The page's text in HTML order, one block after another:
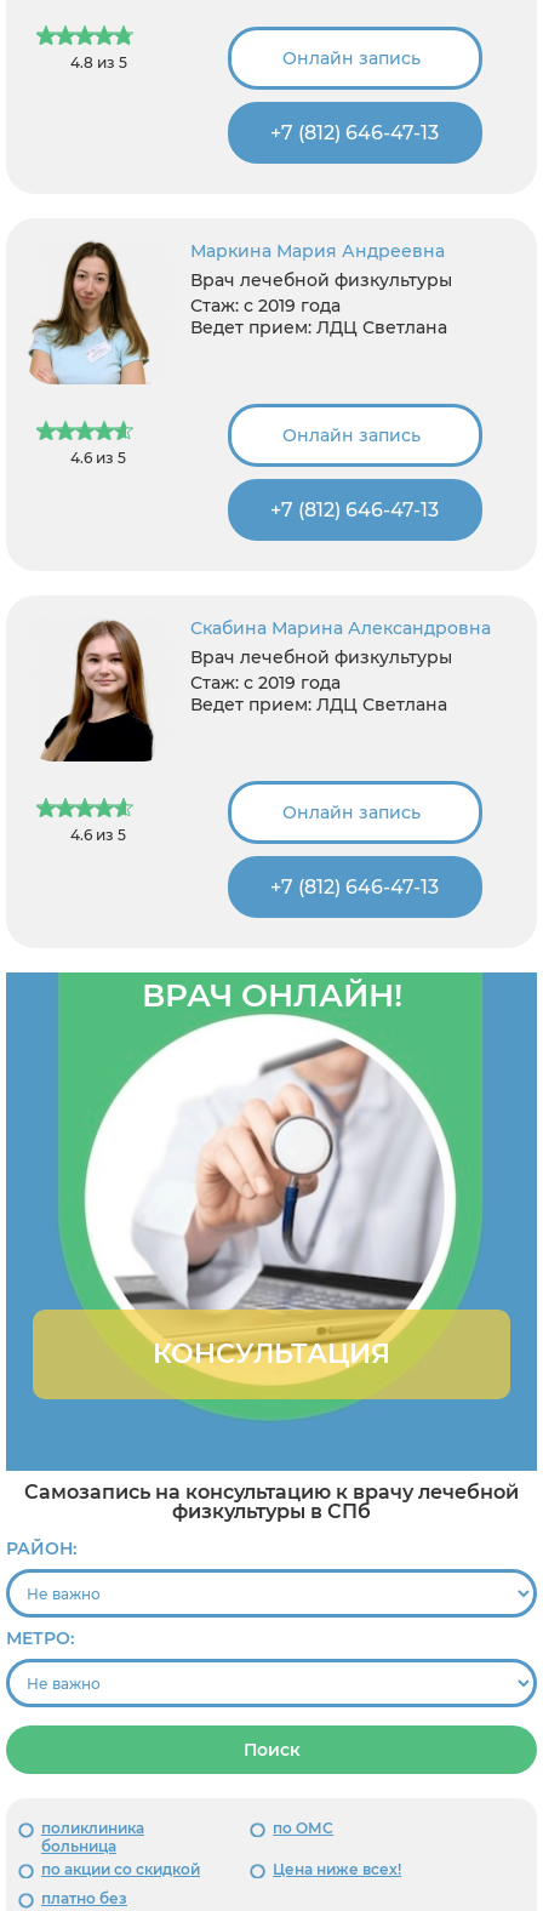
4.8 из 5 Онлайн запись
+7 (812) 646-47-13
4.6 из 5
Маркина Мария Андреевна
Врач лечебной физкультуры
Стаж: с 2019 года
Ведет прием: ЛДЦ Светлана
Онлайн запись
+7 (812) 646-47-13
4.6 из 5
Скабина Марина Александровна
Врач лечебной физкультуры
Стаж: с 2019 года
Ведет прием: ЛДЦ Светлана
Онлайн запись
+7 (812) 646-47-13
КОНСУЛЬТАЦИЯ
ВРАЧ ОНЛАЙН!
Самозапись на консультацию к врачу лечебной
физкультуры в СПб
РАЙОН:
МЕТРО:
Поиск
поликлиника
больница
по ОМС
по акции со скидкой
Цена ниже всех!
платно без